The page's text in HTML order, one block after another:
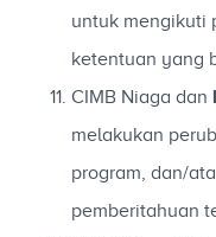
untuk mengikuti
ketentuan yang
CIMB Niaga dan
melakukan
program, dan/
pemberitahuan